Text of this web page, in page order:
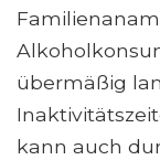
übermäßig
kann auch